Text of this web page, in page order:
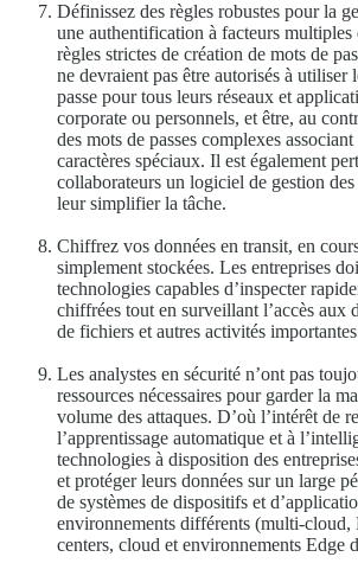
Définissez des règles robustes pour la
une authentification à facteurs multiples
règles strictes de création de mots de
ne devraient pas être autorisés à utiliser
passe pour tous leurs réseaux et
corporate ou personnels, et être, au
des mots de passes complexes
caractères spéciaux. Il est également
collaborateurs un logiciel de gestion
leur simplifier la tâche.
Chiffrez vos données en transit, en
simplement stockées. Les entreprises
technologies capables d’inspecter
chiffrées tout en surveillant l’accès aux
de fichiers et autres activités
Les analystes en sécurité n’ont pas
ressources nécessaires pour garder la
volume des attaques. D’où l’intérêt de
l’apprentissage automatique et à
technologies à disposition des
et protéger leurs données sur un large
de systèmes de dispositifs et
environnements différents (multi-
centers, cloud et environnements Edge